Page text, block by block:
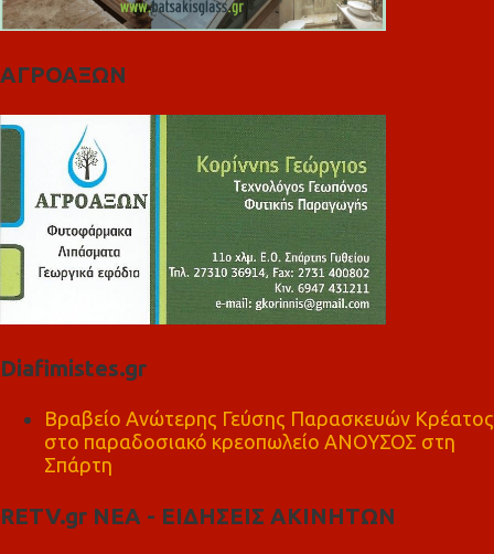
ΑΓΡΟΑΞΩΝ
Diafimistes.gr
Βραβείο Ανώτερης Γεύσης Παρασκευών Κρέατος
στο παραδοσιακό κρεοπωλείο ΑΝΟΥΣΟΣ στη
Σπάρτη
RETV.gr ΝΕΑ - ΕΙΔΗΣΕΙΣ ΑΚΙΝΗΤΩΝ